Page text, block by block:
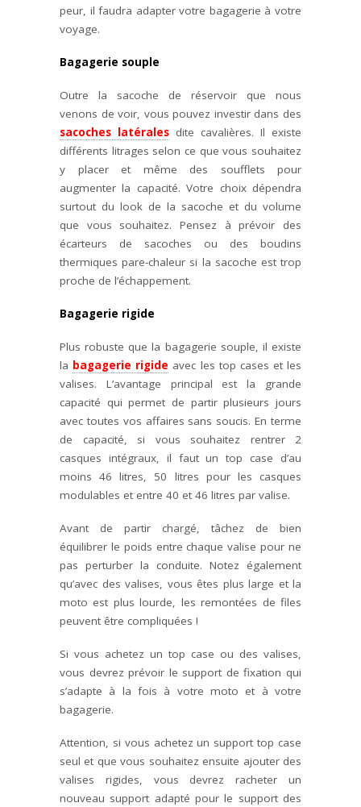
peur, il faudra adapter votre bagagerie à votre
voyage.
Bagagerie souple
Outre la sacoche de réservoir que nous
venons de voir, vous pouvez investir dans des
sacoches latérales dite cavalières. Il existe
différents litrages selon ce que vous souhaitez
y placer et même des soufflets pour
augmenter la capacité. Votre choix dépendra
surtout du look de la sacoche et du volume
que vous souhaitez. Pensez à prévoir des
écarteurs de sacoches ou des boudins
thermiques pare-chaleur si la sacoche est trop
proche de l’échappement.
Bagagerie rigide
Plus robuste que la bagagerie souple, il existe
la bagagerie rigide avec les top cases et les
valises. L’avantage principal est la grande
capacité qui permet de partir plusieurs jours
avec toutes vos affaires sans soucis. En terme
de capacité, si vous souhaitez rentrer 2
casques intégraux, il faut un top case d’au
moins 46 litres, 50 litres pour les casques
modulables et entre 40 et 46 litres par valise.
Avant de partir chargé, tâchez de bien
équilibrer le poids entre chaque valise pour ne
pas perturber la conduite. Notez également
qu’avec des valises, vous êtes plus large et la
moto est plus lourde, les remontées de files
peuvent être compliquées !
Si vous achetez un top case ou des valises,
vous devrez prévoir le support de fixation qui
s’adapte à la fois à votre moto et à votre
bagagerie.
Attention, si vous achetez un support top case
seul et que vous souhaitez ensuite ajouter des
valises rigides, vous devrez racheter un
nouveau support adapté pour le support des